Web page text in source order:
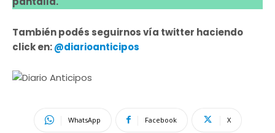
También podés seguirnos vía twitter haciendo
click en:@diarioanticipos
WhatsApp Facebook X